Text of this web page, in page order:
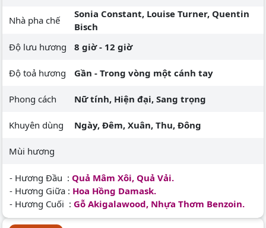
Nhà pha chế
Sonia Constant, Louise Turner, Quentin
Bisch
Độ lưu hương
8 giờ - 12 giờ
Độ toả hương Gần - Trong vòng một cánh tay
Phong cách Nữ tính, Hiện đại, Sang trọng
Khuyên dùng Ngày, Đêm, Xuân, Thu, Đông
Mùi hương
- Hương Đầu : Quả Mâm Xôi, Quả Vải.
- Hương Giữa : Hoa Hồng Damask.
- Hương Cuối : Gỗ Akigalawood, Nhựa Thơm Benzoin.